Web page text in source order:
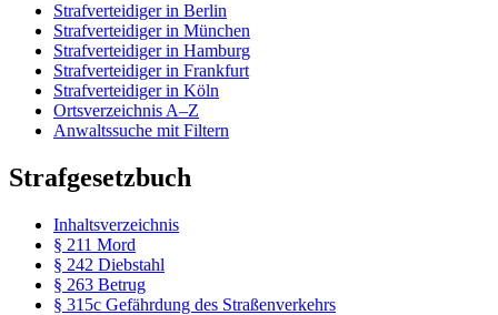
Strafverteidiger in Berlin
Strafverteidiger in München
Strafverteidiger in Hamburg
Strafverteidiger in Frankfurt
Strafverteidiger in Köln
Ortsverzeichnis A–Z
Anwaltssuche mit Filtern
Strafgesetzbuch
Inhaltsverzeichnis
§ 211 Mord
§ 242 Diebstahl
§ 263 Betrug
§ 315c Gefährdung des Straßenverkehrs